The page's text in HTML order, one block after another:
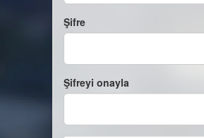
Şifre
Şifreyi onayla